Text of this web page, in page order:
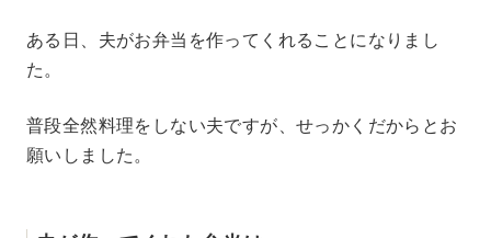
ある日、夫がお弁当を作ってくれることになりまし
た。
普段全然料理をしない夫ですが、せっかくだからとお
願いしました。